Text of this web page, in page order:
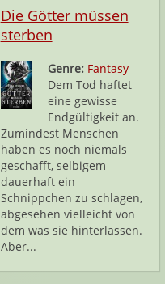
Die Götter müssen
sterben
Genre: Fantasy
Dem Tod haftet
eine gewisse
Endgültigkeit an.
Zumindest Menschen
haben es noch niemals
geschafft, selbigem
dauerhaft ein
Schnippchen zu schlagen,
abgesehen vielleicht von
dem was sie hinterlassen.
Aber...